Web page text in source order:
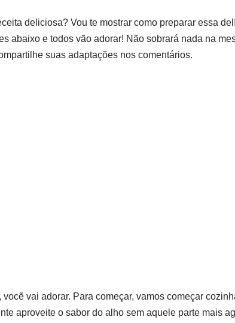
deliciosa? Vou te mostrar como preparar essa
abaixo e todos vão adorar! Não sobrará nada na
suas adaptações nos comentários.
vai adorar. Para começar, vamos começar
aproveite o sabor do alho sem aquele parte mais